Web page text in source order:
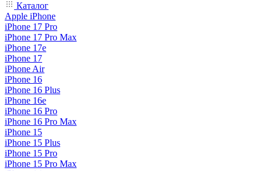
Каталог
Apple iPhone
iPhone 17 Pro
iPhone 17 Pro Max
iPhone 17e
iPhone 17
iPhone Air
iPhone 16
iPhone 16 Plus
iPhone 16e
iPhone 16 Pro
iPhone 16 Pro Max
iPhone 15
iPhone 15 Plus
iPhone 15 Pro
iPhone 15 Pro Max